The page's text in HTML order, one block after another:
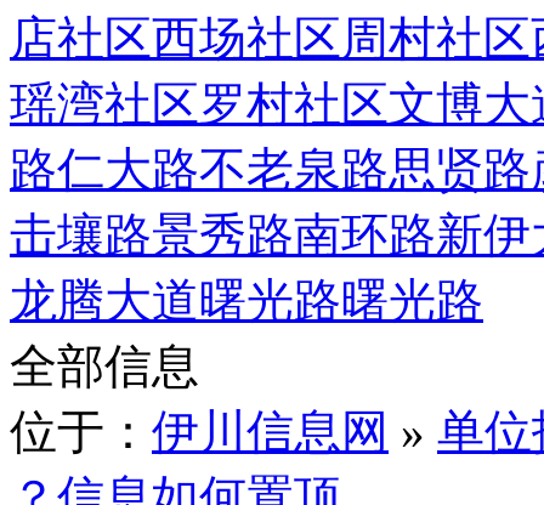
店社区西场社区周村社区
瑶湾社区罗村社区文博大
路仁大路不老泉路思贤路
击壤路景秀路南环路新伊
龙腾大道曙光路曙光路
全部信息
位于： 伊川信息网 » 单位